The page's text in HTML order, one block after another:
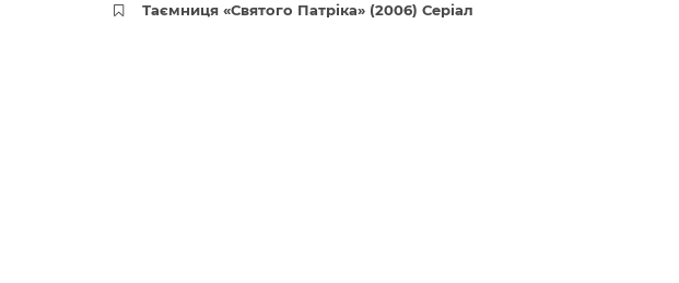
Таємниця «Святого Патріка» (2006) Серіал